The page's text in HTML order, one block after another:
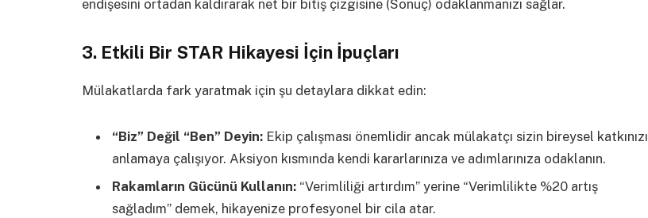
endişesini ortadan kaldırarak net bir bitiş çizgisine (Sonuç) odaklanmanızı sağlar.
3. Etkili Bir STAR Hikayesi İçin İpuçları
Mülakatlarda fark yaratmak için şu detaylara dikkat edin:
“Biz” Değil “Ben” Deyin: Ekip çalışması önemlidir ancak mülakatçı sizin bireysel katkınızı
anlamaya çalışıyor. Aksiyon kısmında kendi kararlarınıza ve adımlarınıza odaklanın.
Rakamların Gücünü Kullanın: “Verimliliği artırdım” yerine “Verimlilikte %20 artış
sağladım” demek, hikayenize profesyonel bir cila atar.